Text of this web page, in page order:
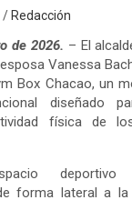
Redacción
de 2026. – El
Vanessa
Box Chacao, un
diseñado
física de
deportivo
forma lateral a la